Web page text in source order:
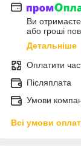
Ви
або гроші
Детальніше
Оплатити
Післяплата
Умови
Всі умови